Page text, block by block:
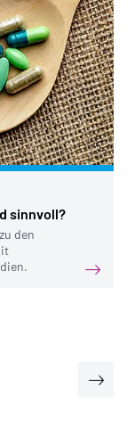
sinnvoll?
den